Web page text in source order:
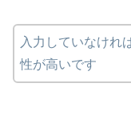
入力していなけれ
性が高いです